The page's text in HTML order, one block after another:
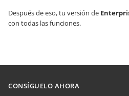
Después de eso, tu versión de
con todas las funciones.
CONSÍGUELO AHORA